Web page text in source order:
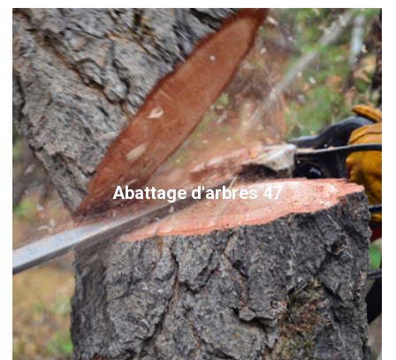
Abattage d'arbres 47